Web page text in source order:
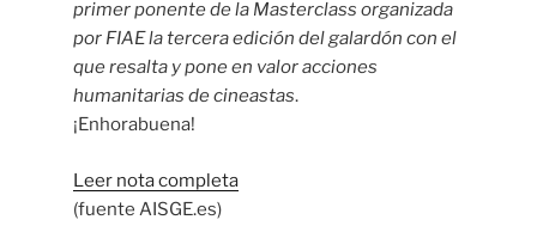
primer ponente de la Masterclass organizada
por FIAE la tercera edición del galardón con el
que resalta y pone en valor acciones
humanitarias de cineastas.
¡Enhorabuena!
Leer nota completa
(fuente AISGE.es)